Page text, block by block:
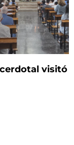
visitó